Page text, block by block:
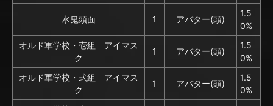
水鬼頭面 1 アバター(頭)
1.5
0%
オルド軍学校・壱組 アイマス
ク
1 アバター(頭)
1.5
0%
オルド軍学校・弐組 アイマス
ク
1 アバター(頭)
1.5
0%